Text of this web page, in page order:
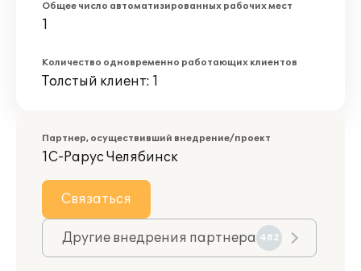
Общее число автоматизированных рабочих мест
1
Количество одновременно работающих клиентов
Толстый клиент: 1
Партнер, осуществивший внедрение/проект
1С-Рарус Челябинск
Связаться
Другие внедрения партнера 482